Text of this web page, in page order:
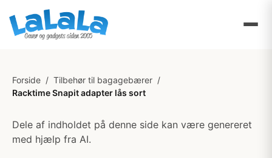
Forside / Tilbehør til bagagebærer /
Racktime Snapit adapter lås sort
Dele af indholdet på denne side kan være genereret
med hjælp fra AI.